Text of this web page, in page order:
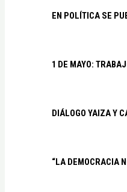
EN POLÍTICA SE
1 DE MAYO:
DIÁLOGO YAIZA Y
“LA DEMOCRACIA